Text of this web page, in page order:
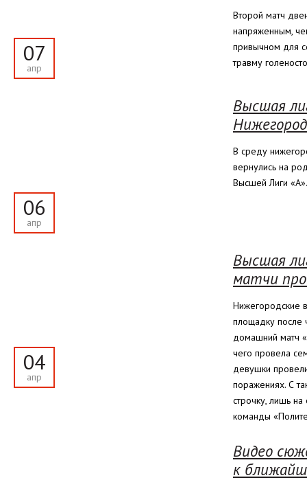
07
апр
Второй матч
напряженным,
привычном для
травму
06
апр
Высшая
В среду
вернулись на
Высшей Лиги «А».
04
апр
Высшая
матчи
Нижегородские
площадку после
домашний матч
чего провела
девушки
поражениях. С
строчку, лишь
команды
Видео
к